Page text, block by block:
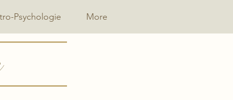
Psychologie More